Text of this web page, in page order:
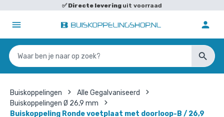
✅Directe levering uit voorraad
Buiskoppelingen
Alle Gegalvaniseerd
Buiskoppelingen Ø 26,9 mm
Buiskoppeling Ronde voetplaat met doorloop-B / 26,9